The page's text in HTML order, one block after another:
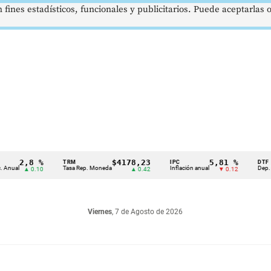
2,8 %
▲ 0.10
TRM
Tasa Rep. Moneda
$4178,23
▲ 0.42
IPC
Inflación anual
5,81 %
▼ 0.12
DTF
Dep.
Viernes, 7 de Agosto de 2026
estadísticos, funcionales y publicitarios. Puede aceptarlas